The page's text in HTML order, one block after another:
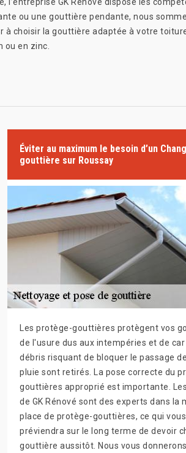
GK Rénové dispose les
ou une gouttière pendante, nous
choisir la gouttière adaptée à votre
ou en zinc.
Éviter au maximum le besoin d’un
gouttière sur Roussay
Les protège-gouttières protègent vos
de l'usure dus aux intempéries et de
débris risquant de bloquer le passage de
pluie sont retirés. La pose correcte du
gouttières approprié est importante.
de GK Rénové sont des experts dans la
place de protège-gouttières, ce qui vous
préviendra sur le long terme de devoir
gouttière aussitôt. Nous vous